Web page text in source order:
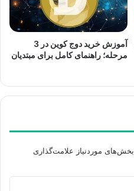
آموزش خرید دوج کوین در 3
مرحله؛ راهنمای کامل برای مبتدیان
بخش‌های موردنیاز علامت‌گذاری